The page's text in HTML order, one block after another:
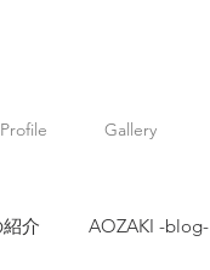
Profile Gallery
介 AOZAKI -blog-